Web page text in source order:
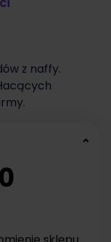
z naffy.